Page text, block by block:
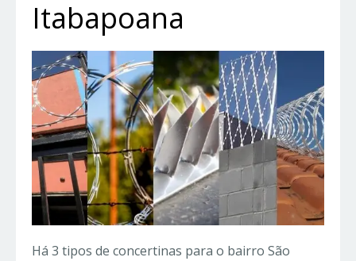
Itabapoana
Há 3 tipos de concertinas para o bairro São